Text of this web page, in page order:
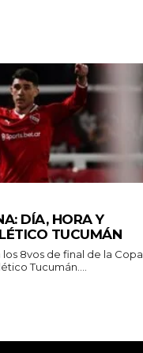
DÍA, HORA Y
TUCUMÁN
8vos de final de la Copa
Tucumán....